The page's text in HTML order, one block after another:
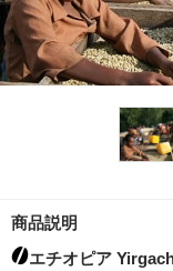
商品説明
エチオピア